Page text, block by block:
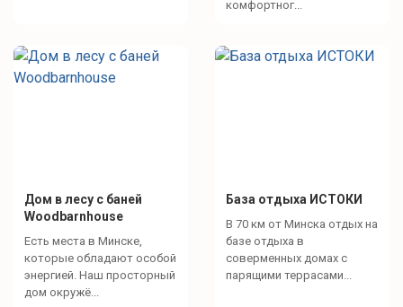
комфортног...
Дом в лесу с баней
Woodbarnhouse
Есть места в Минске,
которые обладают особой
энергией. Наш просторный
дом окружё...
База отдыха ИСТОКИ
В 70 км от Минска отдых на
базе отдыха в
соверменных домах с
парящими террасами...